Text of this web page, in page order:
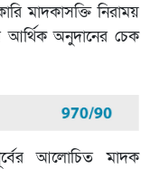
মাদকাসক্তি নিরাময়
আর্থিক অনুদানের চেক
পূর্বের আলোচিত মাদক